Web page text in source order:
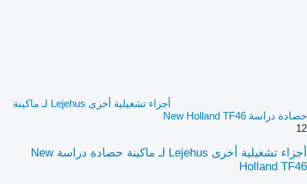
أجزاء تشغيلية أخرى Lejehus لـ ماكينة
حصادة دراسة New Holland TF46
12
أجزاء تشغيلية أخرى Lejehus لـ ماكينة حصادة دراسة New
Holland TF46